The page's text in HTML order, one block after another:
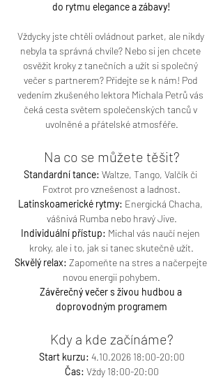
do rytmu elegance a zábavy!
Vždycky jste chtěli ovládnout parket, ale nikdy
nebyla ta správná chvíle? Nebo si jen chcete
osvěžit kroky z tanečních a užít si společný
večer s partnerem? Přidejte se k nám! Pod
vedením zkušeného lektora Michala Petrů vás
čeká cesta světem společenských tanců v
uvolněné a přátelské atmosféře.
Na co se můžete těšit?
Standardní tance: Waltze, Tango, Valčík či
Foxtrot pro vznešenost a ladnost.
Latinskoamerické rytmy: Energická Chacha,
vášnivá Rumba nebo hravý Jive.
Individuální přístup: Michal vás naučí nejen
kroky, ale i to, jak si tanec skutečně užít.
Skvělý relax: Zapomeňte na stres a načerpejte
novou energii pohybem.
Závěrečný večer s živou hudbou a
doprovodným programem
Kdy a kde začínáme?
Start kurzu: 4.10.2026 18:00-20:00
Čas: Vždy 18:00-20:00